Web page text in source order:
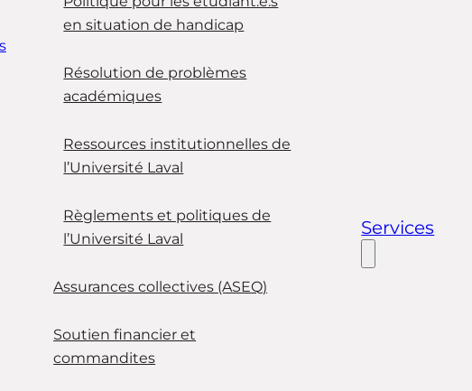
en situation de handicap
Résolution de problèmes
académiques
Ressources institutionnelles de
l’Université Laval
Règlements et politiques de
l’Université Laval
Assurances collectives (ASEQ)
Soutien financier et
commandites
Services